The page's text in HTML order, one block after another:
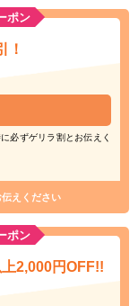
ポン
！
必ずゲリラ割とお伝えく
えください
ポン
2,000円OFF!!